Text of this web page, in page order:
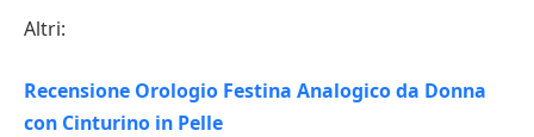
Altri:
Recensione Orologio Festina Analogico da Donna
con Cinturino in Pelle